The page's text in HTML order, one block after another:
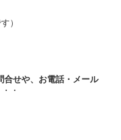
）
合せや、お電話・メール
・・